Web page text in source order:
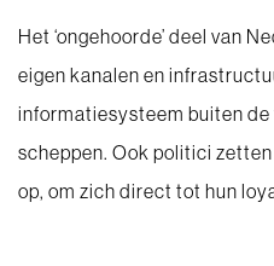
Het ‘ongehoorde’ deel van
eigen kanalen en
informatiesysteem buiten
scheppen. Ook politici
op, om zich direct tot hun